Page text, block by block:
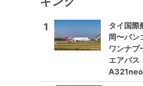
1
タイ国際
岡〜バン
ワンナプ
エアバス